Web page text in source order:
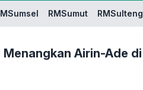
RMSumut RMSulteng
Airin-Ade di